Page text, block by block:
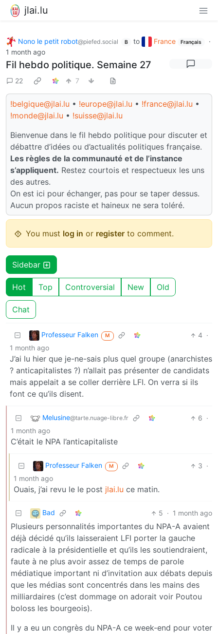
jlai.lu
Nono le petit robot@piefed.social B to France Français
·
1 month ago
Fil hebdo politique. Semaine 27
22 7
!belgique@jlai.lu • !europe@jlai.lu • !france@jlai.lu •
!monde@jlai.lu • !suisse@jlai.lu
Bienvenue dans le fil hebdo politique pour discuter et
débattre d’idées ou d’actualités politiques française.
Les règles de la communauté et de l’instance
s’appliquent. Restez courtois et respectueux les uns
des autres.
On est ici pour échanger, pas pour se taper dessus.
Aucun propos raciste et haineux ne sera toléré.
You must log in or register to comment.
Sidebar
Hot Top Controversial New Old
Chat
Professeur Falken M 4 ·
1 month ago
J’ai lu hier que je-ne-sais plus quel groupe (anarchistes
? anticapitalistes ?) n’allait pas présenter de candidats
mais appelait a se coller derrière LFI. On verra si ils
font ce qu’ils disent.
Melusine@tarte.nuage-libre.fr 6 ·
1 month ago
C’était le NPA l’anticapitaliste
Professeur Falken M 3 ·
1 month ago
Ouais, j’ai revu le le post jlai.lu ce matin.
Bad 5 · 1 month ago
Plusieurs personnalités importantes du NPA-A avaient
déjà décidé qu’ils laisseraient LFI porter la gauche
radicale à la présidentielle et qu’ils les soutiendraient,
faute à ne plus avoir assez de temps de parole
médiatique important ni d’invitation aux débats depuis
que les médias sont concentrés dans les mains des
milliardaires (c’est dommage on adorait voir Poutou
boloss les bourgeois).
Il y a eu un congrès du NPA-A ce week-end pour voter